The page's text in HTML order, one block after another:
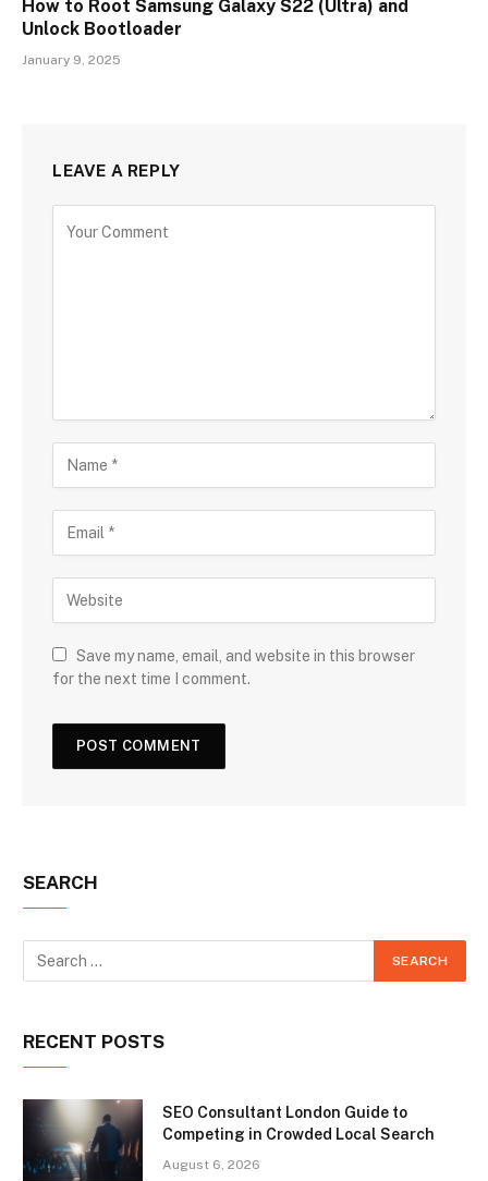
How to Root Samsung Galaxy S22 (Ultra) and
Unlock Bootloader
January 9, 2025
LEAVE A REPLY
Save my name, email, and website in this browser
for the next time I comment.
SEARCH
RECENT POSTS
SEO Consultant London Guide to
Competing in Crowded Local Search
August 6, 2026